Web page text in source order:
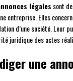
légales sont
entreprise. Elles
d’une société. Leur
juridique des actes
une